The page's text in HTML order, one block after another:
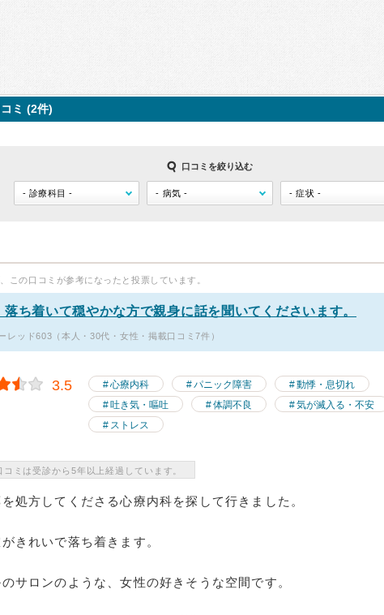
ミ (2件)
口コミを絞り込む
この口コミが参考になったと投票しています。
落ち着いて穏やかな方で親身に話を聞いてくださいます。
レッド603（本人・30代・女性・掲載口コミ7件）
3.5 心療内科 パニック障害
動悸・息切れ
吐き気・嘔吐
体調不良
気が滅入る・不安
ストレス
コミは受診から5年以上経過しています。
処方してくださる心療内科を探して行きました。
きれいで落ち着きます。
サロンのような、女性の好きそうな空間です。